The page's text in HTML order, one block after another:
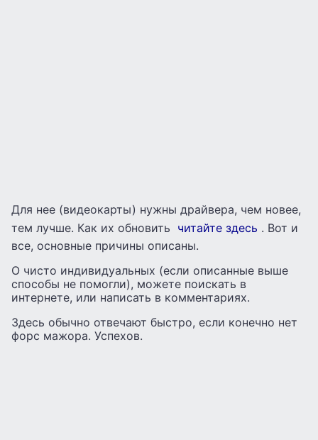
Для нее (видеокарты) нужны драйвера, чем новее,
тем лучше. Как их обновить читайте здесь . Вот и
все, основные причины описаны.
О чисто индивидуальных (если описанные выше
способы не помогли), можете поискать в
интернете, или написать в комментариях.
Здесь обычно отвечают быстро, если конечно нет
форс мажора. Успехов.